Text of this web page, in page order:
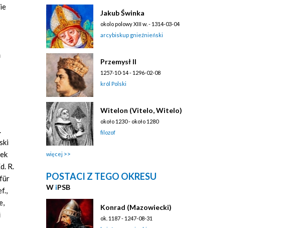
R.
Jakub Świnka
okolo polowy XIII w. - 1314-03-04
arcybiskup gnieźnieński
Przemysł II
1257-10-14 - 1296-02-08
król Polski
Witelon (Vitelo, Witelo)
około 1230 - około 1280
filozof
więcej
POSTACI Z TEGO OKRESU
W iPSB
Konrad (Mazowiecki)
ok. 1187 - 1247-08-31